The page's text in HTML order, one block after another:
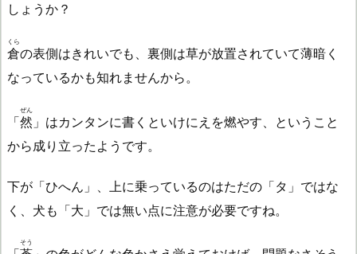
しょうか？
倉
くら
の表側はきれいでも、裏側は草が放置されていて薄暗く
なっているかも知れませんから。
「然
ぜん
」はカンタンに書くといけにえを燃やす、ということ
から成り立ったようです。
下が「ひへん」、上に乗っているのはただの「タ」ではな
く、犬も「大」では無い点に注意が必要ですね。
そう